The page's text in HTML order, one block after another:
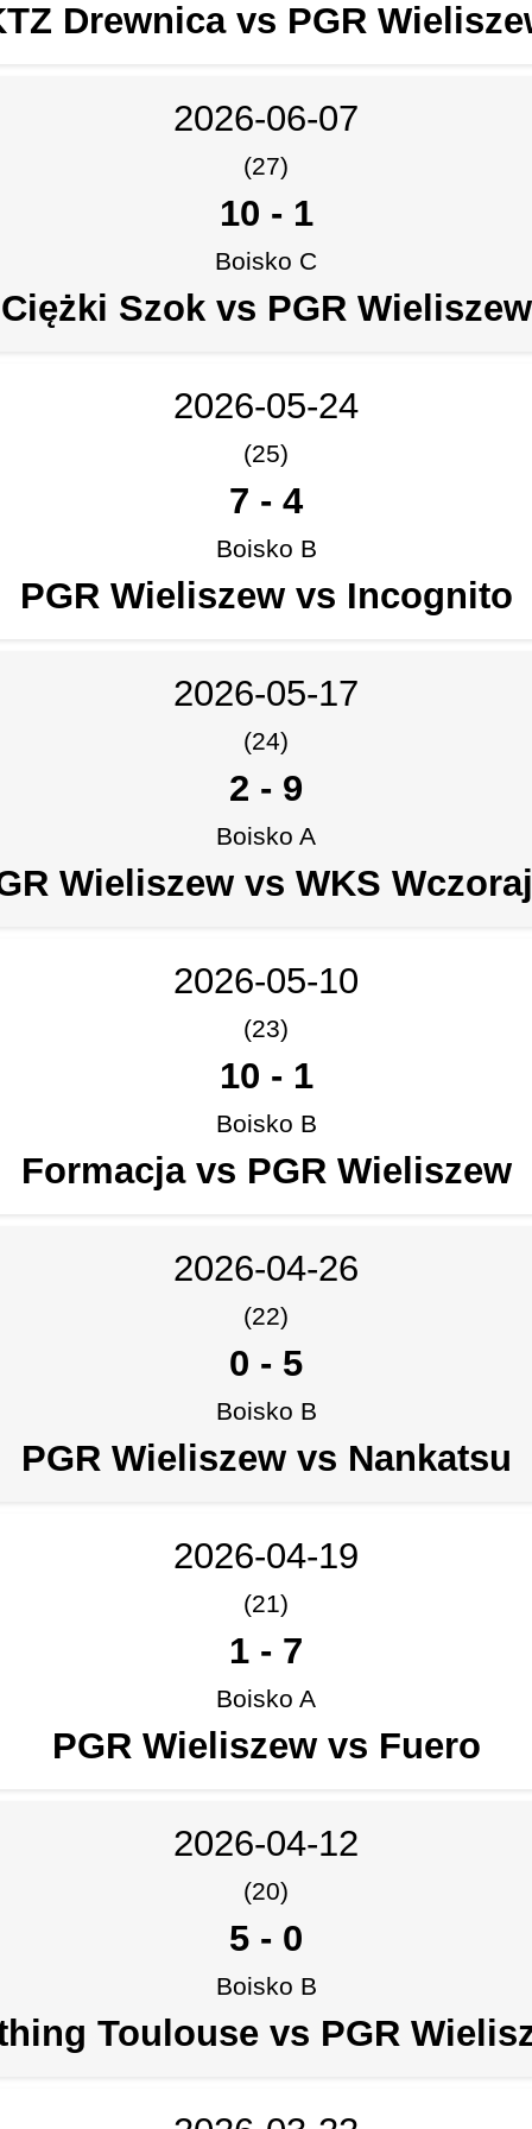
Drewnica vs PGR
2026-06-07
(27)
10 - 1
Boisko C
Ciężki Szok vs PGR Wieliszew
2026-05-24
(25)
7 - 4
Boisko B
PGR Wieliszew vs Incognito
2026-05-17
(24)
2 - 9
Boisko A
Wieliszew vs WKS
2026-05-10
(23)
10 - 1
Boisko B
Formacja vs PGR Wieliszew
2026-04-26
(22)
0 - 5
Boisko B
PGR Wieliszew vs Nankatsu
2026-04-19
(21)
1 - 7
Boisko A
PGR Wieliszew vs Fuero
2026-04-12
(20)
5 - 0
Boisko B
Toulouse vs PGR